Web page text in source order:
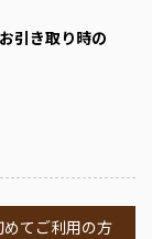
引き取り時の
めてご利用の方